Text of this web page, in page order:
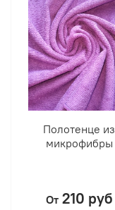
Полотенце из
микрофибры
От210 руб